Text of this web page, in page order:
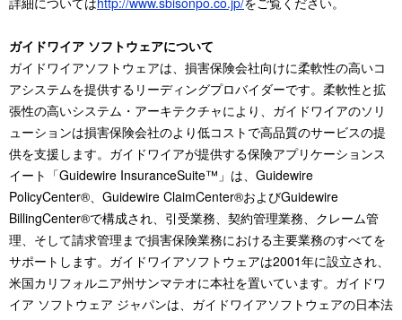
ガイドワイア ソフトウェアについて
ガイドワイアソフトウェアは、損害保険会社向けに柔軟性の高いコ
アシステムを提供するリーディングプロバイダーです。柔軟性と拡
張性の高いシステム・アーキテクチャにより、ガイドワイアのソリ
ューションは損害保険会社のより低コストで高品質のサービスの提
供を支援します。ガイドワイアが提供する保険アプリケーションス
イート「Guidewire InsuranceSuite™」は、Guidewire
PolicyCenter®、Guidewire ClaimCenter®およびGuidewire
BillingCenter®で構成され、引受業務、契約管理業務、クレーム管
理、そして請求管理まで損害保険業務における主要業務のすべてを
サポートします。ガイドワイアソフトウェアは2001年に設立され、
米国カリフォルニア州サンマテオに本社を置いています。ガイドワ
イア ソフトウェア ジャパンは、ガイドワイアソフトウェアの日本法